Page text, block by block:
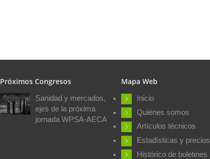
Próximos Congresos
Sanidad y mercados,
ejes de la próxima
jornada WPSA-AECA
Mapa Web
Inicio
Quiénes somos
Artículos técnicos
Estadísticas y precios
Histórico de boletines